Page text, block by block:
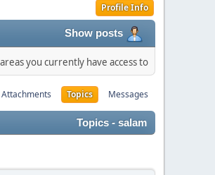
Profile Info
Show posts
you currently have access to.
Messages
Topics
Attachments
Topics - salam